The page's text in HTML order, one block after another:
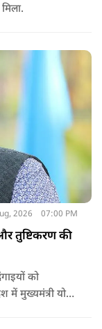
2026 07:00 PM
तुष्टिकरण की
को
में मुख्यमंत्री योगी